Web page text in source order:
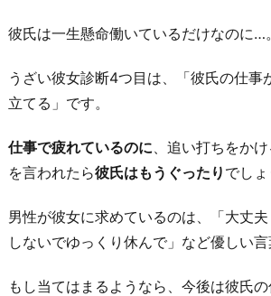
お
り
に
彼氏は一生懸命働いているだけなのに…。
うざい彼女診断4つ目は、「彼氏の仕事
立てる」です。
仕事で疲れているのに、追い打ちをか
を言われたら彼氏はもうぐったり でしょ
男性が彼女に求めているのは、「大丈
しないでゆっくり休んで」など優しい言
もし当てはまるようなら、今後は彼氏